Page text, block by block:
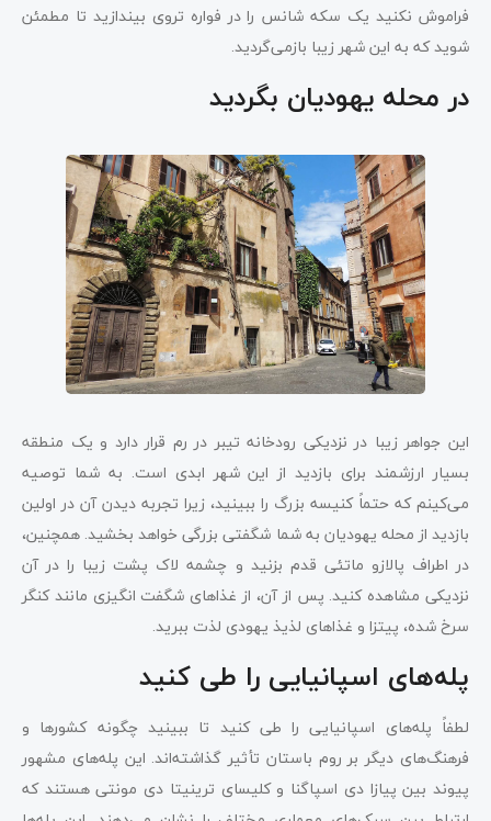
فراموش نکنید یک سکه شانس را در فواره تروی بیندازید تا مطمئن
شوید که به این شهر زیبا بازمی‌گردید.
در محله یهودیان بگردید
این جواهر زیبا در نزدیکی رودخانه تیبر در رم قرار دارد و یک منطقه
بسیار ارزشمند برای بازدید از این شهر ابدی است. به شما توصیه
می‌کینم که حتماً کنیسه بزرگ را ببینید، زیرا تجربه دیدن آن در اولین
بازدید از محله یهودیان به شما شگفتی بزرگی خواهد بخشید. همچنین،
در اطراف پالازو ماتئی قدم بزنید و چشمه لاک پشت زیبا را در آن
نزدیکی مشاهده کنید. پس از آن، از غذاهای شگفت ‌انگیزی مانند کنگر
سرخ شده، پیتزا و غذاهای لذیذ یهودی لذت ببرید.
پله‌های اسپانیایی را طی کنید
لطفاً پله‌های اسپانیایی را طی کنید تا ببینید چگونه کشورها و
فرهنگ‌های دیگر بر روم باستان تأثیر گذاشته‌اند. این پله‌های مشهور
پیوند بین پیازا دی اسپاگنا و کلیسای ترینیتا دی مونتی هستند که